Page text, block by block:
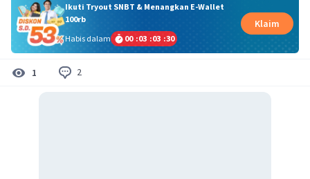
Ikuti Tryout SNBT & Menangkan E-Wallet
100rb
Habis dalam
00 :03 :03 :30
Klaim
1 2